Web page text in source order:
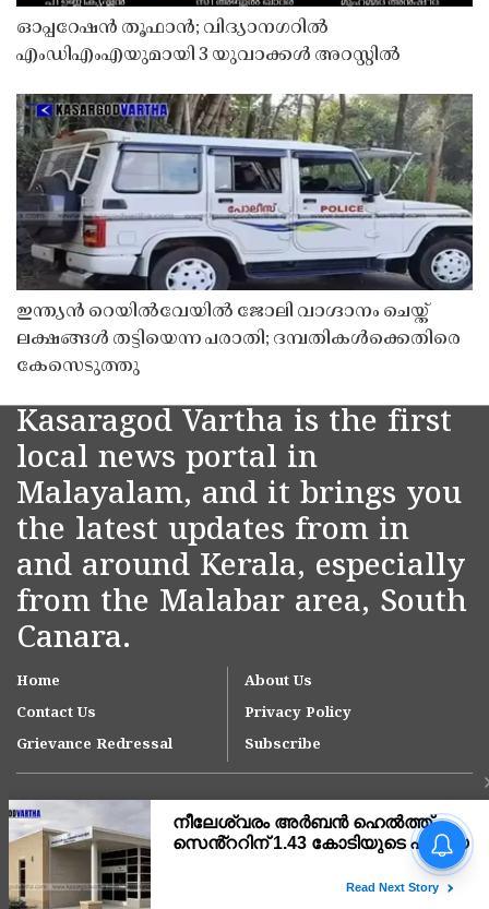
ഓപ്പറേഷൻ തൂഫാൻ; വിദ്യാനഗറിൽ
എംഡിഎംഎയുമായി 3 യുവാക്കൾ അറസ്റ്റിൽ
ഇന്ത്യൻ റെയിൽവേയിൽ ജോലി വാഗ്ദാനം ചെയ്ത്
ലക്ഷങ്ങൾ തട്ടിയെന്ന പരാതി; ദമ്പതികൾക്കെതിരെ
കേസെടുത്തു
Kasaragod Vartha is the first
local news portal in
Malayalam, and it brings you
the latest updates from in
and around Kerala, especially
from the Malabar area, South
Canara.
Home
About Us
Contact Us
Privacy Policy
Grievance Redressal
Subscribe
നീലേശ്വരം നഗരസഭയിലെ
ആനച്ചാൽ-ഉച്ചൂളിക്കുതിർ
പരിഹരിക്കാൻ ഇടപെടൽ;